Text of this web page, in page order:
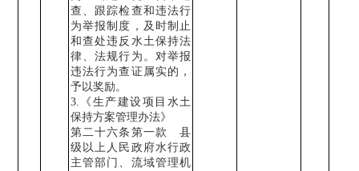
查、跟踪检查和违法行
为举报制度，及时制止
和查处违反水土保持法
律、法规行为。对举报
违法行为查证属实的，
予以奖励。
3. 《生产建设项目水土
保持方案管理办法》
第二十六条第一款
县
级以上人民政府水行政
主管部门、流域管理机